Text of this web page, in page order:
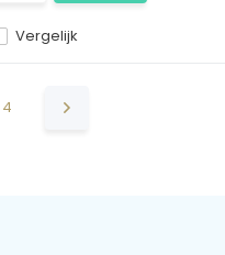
Vergelijk
4